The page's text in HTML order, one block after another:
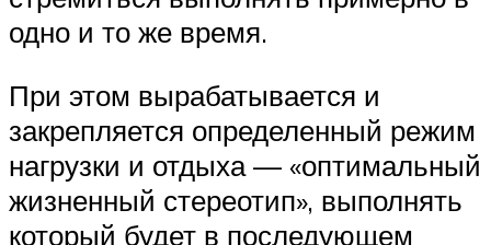
одно и то же время.
При этом вырабатывается и
закрепляется определенный режим
нагрузки и отдыха — «оптимальный
жизненный стереотип», выполнять
который будет в последующем